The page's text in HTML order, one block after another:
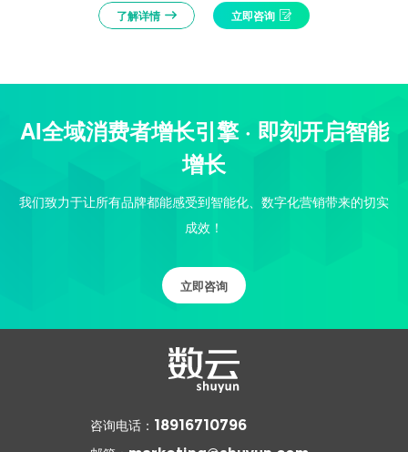
了解详情 立即咨询
AI全域消费者增长引擎 · 即刻开启智能
增长
我们致力于让所有品牌都能感受到智能化、数字化营销带来的切实
成效！
立即咨询
咨询电话： 18916710796